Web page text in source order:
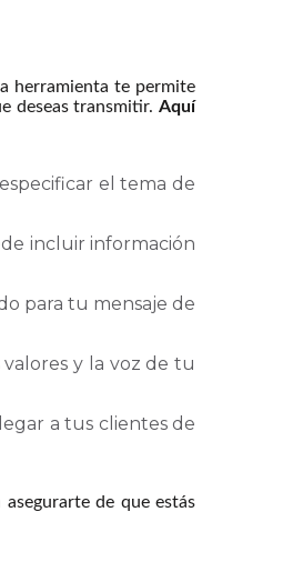
herramienta te permite
deseas transmitir. Aquí
el tema de
incluir información
para tu mensaje de
y la voz de tu
a tus clientes de
de que estás